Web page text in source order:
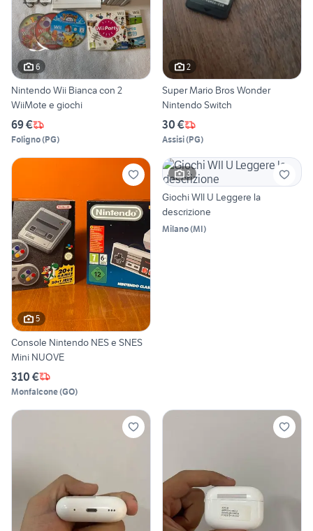
6
Nintendo Wii Bianca con 2
WiiMote e giochi
69 €
Foligno(PG)
2
Super Mario Bros Wonder
Nintendo Switch
30 €
Assisi(PG)
5
Console Nintendo NES e SNES
Mini NUOVE
310 €
Monfalcone(GO)
3
Giochi WII U Leggere la
descrizione
Milano(MI)